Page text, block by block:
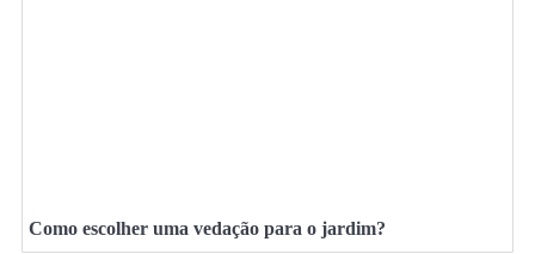
Como escolher uma vedação para o jardim?